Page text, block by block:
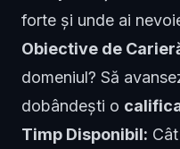
forte și unde ai
Obiective de
domeniul? Să
dobândești o
Timp Disponibil: